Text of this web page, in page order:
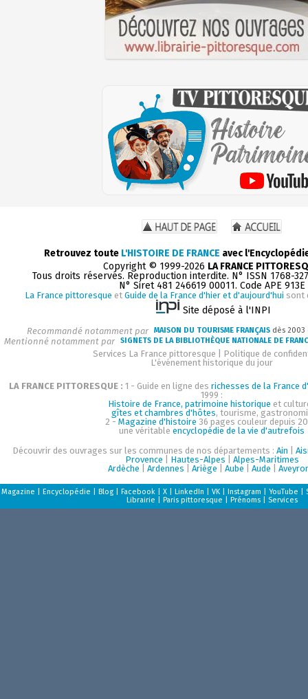
Retrouvez toute L'HISTOIRE DE FRANCE avec
Copyright © 1999-2026 LA FRANCE
Tous droits réservés. Reproduction interdite. N° ISSN 1768-
N° Siret 481 246619 00011. Code APE 913E
La France pittoresque et Guide de la France d'hier et d'aujourd'hui sont
Site déposé à l'INPI
Recommandé notamment par MAISON DU TOURISME FRANÇAIS dès
Mentionné notamment par SIGNETS DE LA BIBLIOTHÈQUE NATIONALE DE
Services La France pittoresque
Politique de
L'événement historique du jour
LA FRANCE PITTORESQUE : 1 - Guide en ligne des richesses de la France
1999 :
Histoire de France, patrimoine historique et
gîtes et chambres d'hôtes, tourisme,
2 - Magazine d'histoire 36 pages couleur depuis
une véritable encyclopédie de la vie d'autrefois
Découvrir des ouvrages sur les communes de nos départements : Ain
Provence
Hautes-Alpes
Alpes-Maritimes
Ardèche
Ardennes Ariège Aube Aude
Magazine Encyclopédie Blog| Facebook| X| LinkedIn VK| Instagram YouTube
Librairie
Paris pittoresque Prénoms| Services